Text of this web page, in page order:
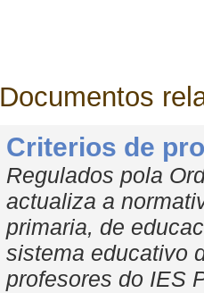
Documentos
Criterios de
Regulados pola
actualiza a
primaria, de
sistema educativo
profesores do IES